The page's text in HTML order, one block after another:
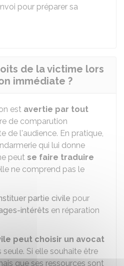
pour préparer sa
de la victime lors
immédiate ?
est avertie par tout
de comparution
de l'audience. En pratique,
qui lui donne
peut se faire traduire
ne comprend pas le
partie civile pour
intérêts en réparation
peut choisir un avocat
Si elle souhaite être
que ses ressources sont